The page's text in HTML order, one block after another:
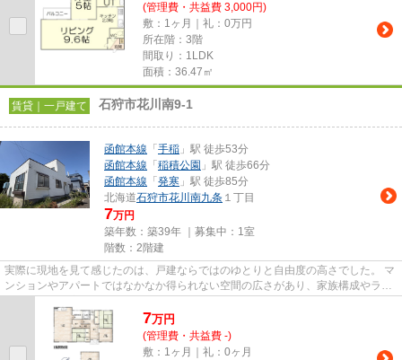
(管理費・共益費 3,000円)
敷：1ヶ月｜礼：0万円
所在階：3階
間取り：1LDK
面積：36.47㎡
賃貸｜一戸建て 石狩市花川南9-1
函館本線 「 手稲 」駅 徒歩53分
函館本線 「 稲積公園 」駅 徒歩66分
函館本線 「 発寒 」駅 徒歩85分
北海道石狩市花川南九条 １丁目
7万円
築年数：築39年 ｜募集中： 1室
階数：2階建
実際に現地を見て感じたのは、戸建ならではのゆとりと自由度の高さでした。 マ
ンションやアパートではなかなか得られない空間の広さがあり、家族構成やライ
7万円
(管理費・共益費 -)
敷：1ヶ月｜礼：0ヶ月